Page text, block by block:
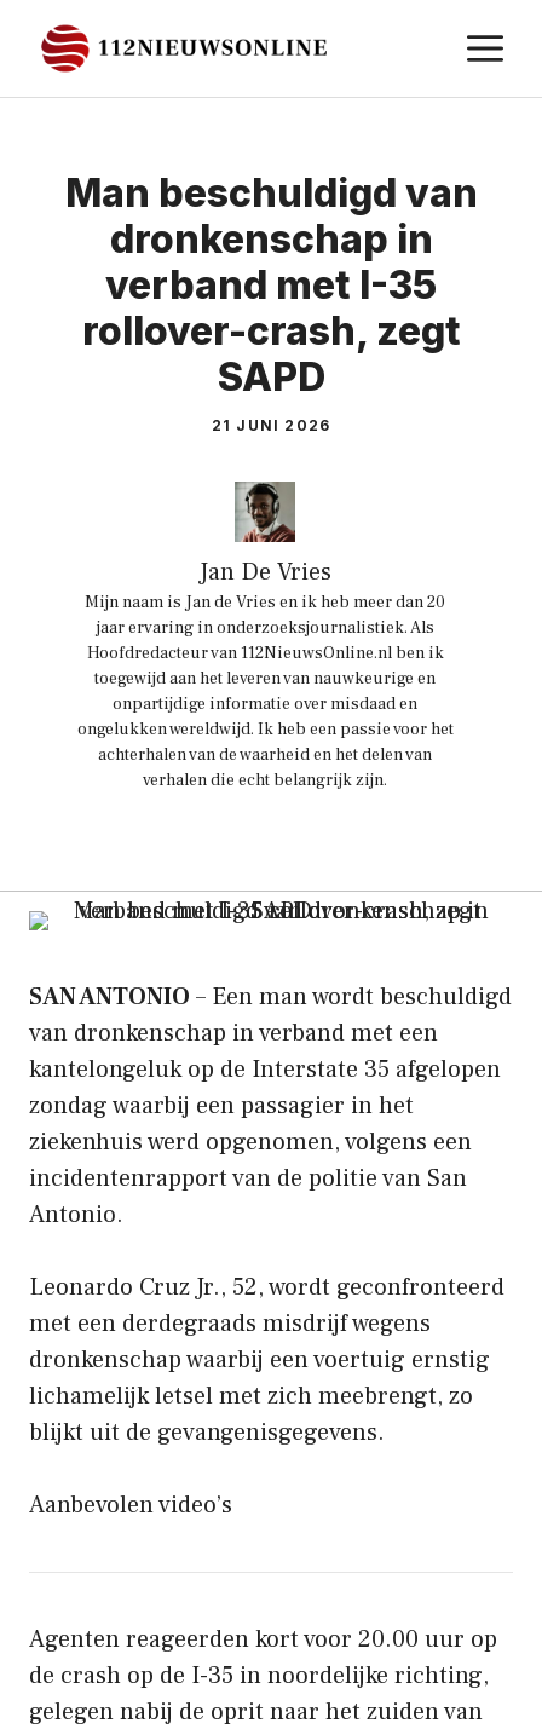
naar
de
Man beschuldigd van
dronkenschap in
verband met I-35
rollover-crash, zegt
SAPD
21 JUNI 2026
Jan De Vries
Mijn naam is Jan de Vries en ik heb meer dan 20
jaar ervaring in onderzoeksjournalistiek. Als
Hoofdredacteur van 112NieuwsOnline.nl ben ik
toegewijd aan het leveren van nauwkeurige en
onpartijdige informatie over misdaad en
ongelukken wereldwijd. Ik heb een passie voor het
achterhalen van de waarheid en het delen van
verhalen die echt belangrijk zijn.
SAN ANTONIO – Een man wordt beschuldigd
van dronkenschap in verband met een
kantelongeluk op de Interstate 35 afgelopen
zondag waarbij een passagier in het
ziekenhuis werd opgenomen, volgens een
incidentenrapport van de politie van San
Antonio.
Leonardo Cruz Jr., 52, wordt geconfronteerd
met een derdegraads misdrijf wegens
dronkenschap waarbij een voertuig ernstig
lichamelijk letsel met zich meebrengt, zo
blijkt uit de gevangenisgegevens.
Aanbevolen video’s
Agenten reageerden kort voor 20.00 uur op
de crash op de I-35 in noordelijke richting,
gelegen nabij de oprit naar het zuiden van